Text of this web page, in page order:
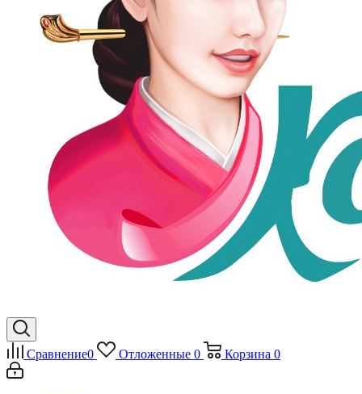
Сравнение0 Отложенные 0 Корзина 0